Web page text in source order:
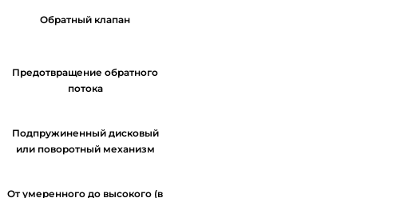
Обратный клапан
Предотвращение обратного
потока
Подпружиненный дисковый
или поворотный механизм
От умеренного до высокого (в